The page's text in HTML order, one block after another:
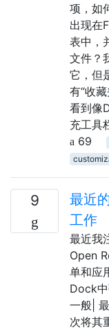
项，如
出现在
表中，
文件？
它，但
有“收
看到像
充工具
69
9
最近
工作
最近我
Open
单和应
Dock
一般|
次将其